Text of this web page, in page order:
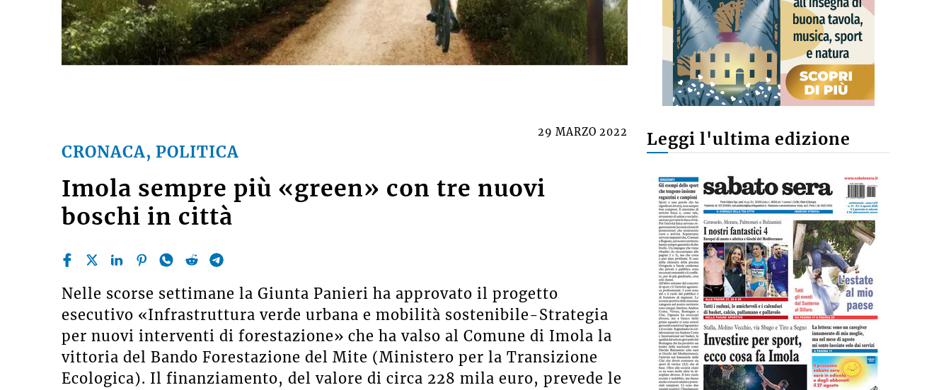
CRONACA, POLITICA
29 MARZO 2022
Imola sempre più «green» con tre nuovi
boschi in città
Nelle scorse settimane la Giunta Panieri ha approvato il progetto
esecutivo «Infrastruttura verde urbana e mobilità sostenibile-Strategia
per nuovi interventi di forestazione» che ha valso al Comune di Imola la
vittoria del Bando Forestazione del Mite (Ministero per la Transizione
Ecologica). Il finanziamento, del valore di circa 228 mila euro, prevede le
Leggi l'ultima edizione